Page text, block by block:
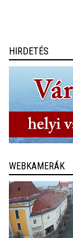
HIRDETÉS
WEBKAMERÁK